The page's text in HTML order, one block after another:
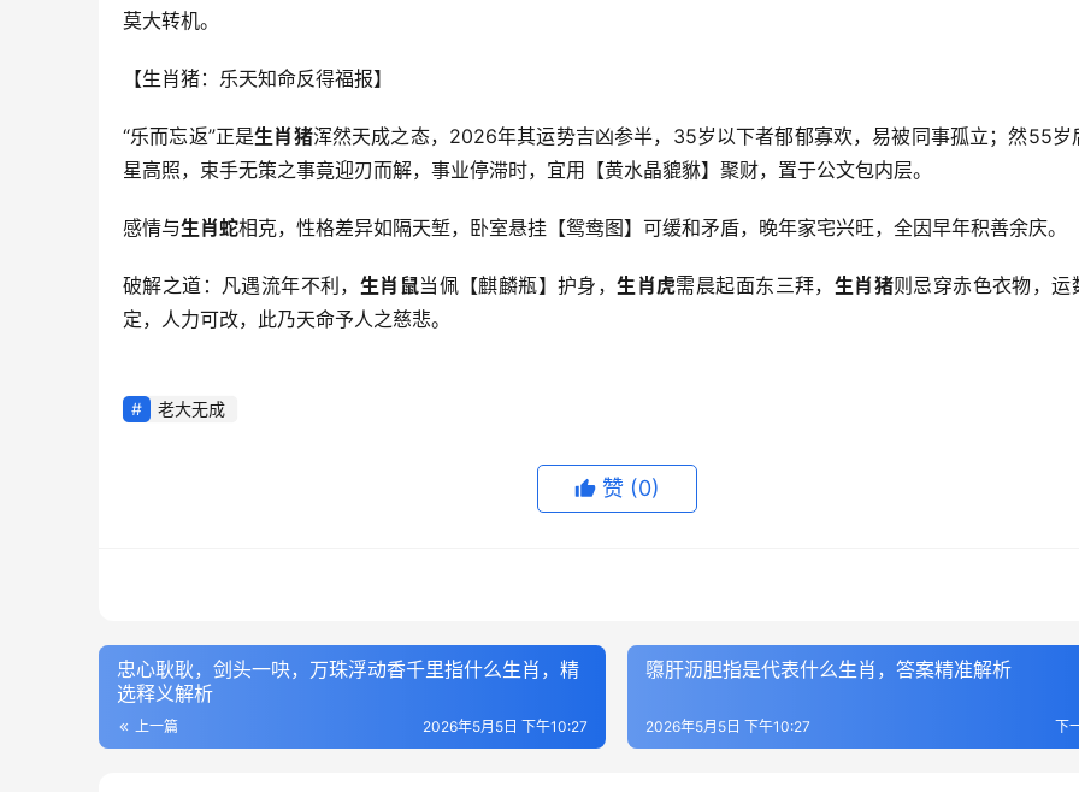
莫大转机。
【生肖猪：乐天知命反得福报】
“乐而忘返”正是生肖猪浑然天成之态，2026年其运势吉凶参半，35岁以下者郁郁寡欢，易被同事孤立；然55岁
星高照，束手无策之事竟迎刃而解，事业停滞时，宜用【黄水晶貔貅】聚财，置于公文包内层。
感情与生肖蛇相克，性格差异如隔天堑，卧室悬挂【鸳鸯图】可缓和矛盾，晚年家宅兴旺，全因早年积善余庆。
破解之道：凡遇流年不利， 生肖鼠当佩【麒麟瓶】护身，生肖虎需晨起面东三拜， 生肖猪则忌穿赤色衣物，运
定，人力可改，此乃天命予人之慈悲。
老大无成
赞 (0)
忠心耿耿，剑头一吷，万珠浮动香千里指什么生肖，精
选释义解析
上一篇 2026年5月5日 下午10:27
隳肝沥胆指是代表什么生肖，答案精准解析
下
2026年5月5日 下午10:27